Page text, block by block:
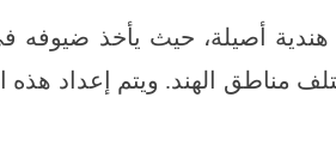
أصيلة، حيث يأخذ ضيوفه
الهند. ويتم إعداد هذه